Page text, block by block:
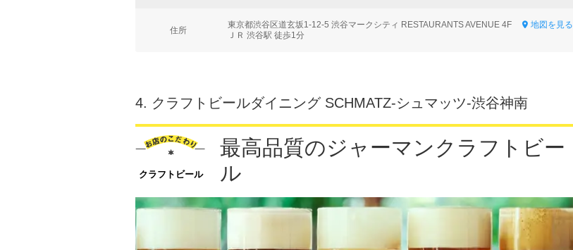
住所
東京都渋谷区道玄坂1-12-5 渋谷マークシティ RESTAURANTS AVENUE 4F
地図を見る
ＪＲ 渋谷駅 徒歩1分
4. クラフトビールダイニング SCHMATZ‐シュマッツ‐渋谷神南
クラフトビール
最高品質のジャーマンクラフトビー
ル